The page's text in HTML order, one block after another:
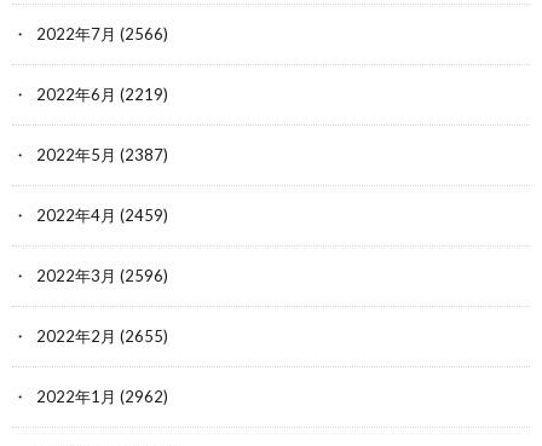
2022年7月 (2566)
2022年6月 (2219)
2022年5月 (2387)
2022年4月 (2459)
2022年3月 (2596)
2022年2月 (2655)
2022年1月 (2962)